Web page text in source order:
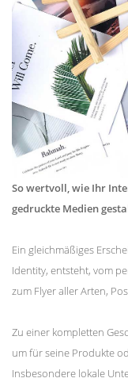
So wertvoll, wie Ihr
gedruckte Medien
Ein gleichmäßiges
Identity, entsteht, vom
zum Flyer aller Arten,
Zu einer kompletten
um für seine Produkte
Insbesondere lokale